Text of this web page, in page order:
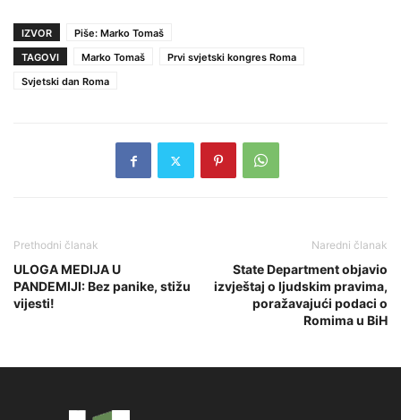
IZVOR
Piše: Marko Tomaš
TAGOVI
Marko Tomaš
Prvi svjetski kongres Roma
Svjetski dan Roma
Prethodni članak
ULOGA MEDIJA U
PANDEMIJI: Bez panike, stižu
vijesti!
Naredni članak
State Department objavio
izvještaj o ljudskim pravima,
poražavajući podaci o
Romima u BiH